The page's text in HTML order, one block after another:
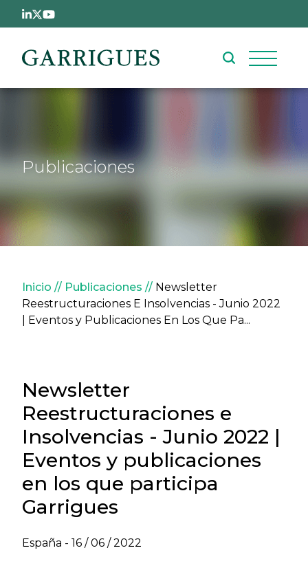
Pasar al contenido principal
Publicaciones
Sobrescribir enlaces de
Inicio Publicaciones
Newsletter
Reestructuraciones E Insolvencias - Junio 2022
| Eventos y Publicaciones En Los Que Pa...
Newsletter
Reestructuraciones e
Insolvencias - Junio 2022 |
Eventos y publicaciones
en los que participa
Garrigues
España - 16 / 06 / 2022